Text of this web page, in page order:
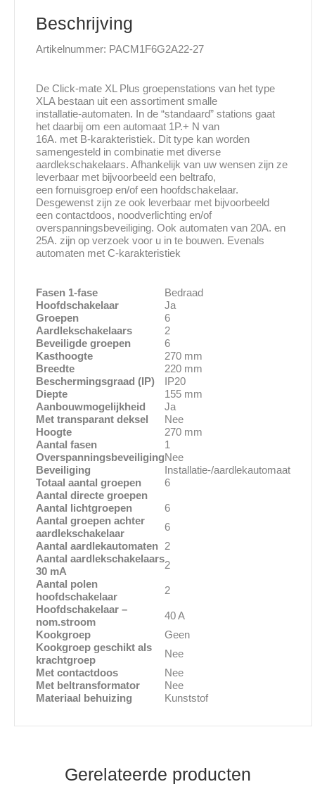
Beschrijving
Artikelnummer: PACM1F6G2A22-27
De Click-mate XL Plus groepenstations van het type
XLA bestaan uit een assortiment smalle
installatie-automaten. In de “standaard” stations gaat
het daarbij om een automaat 1P.+ N van
16A. met B-karakteristiek. Dit type kan worden
samengesteld in combinatie met diverse
aardlekschakelaars. Afhankelijk van uw wensen zijn ze
leverbaar met bijvoorbeeld een beltrafo,
een fornuisgroep en/of een hoofdschakelaar.
Desgewenst zijn ze ook leverbaar met bijvoorbeeld
een contactdoos, noodverlichting en/of
overspanningsbeveiliging. Ook automaten van 20A. en
25A. zijn op verzoek voor u in te bouwen. Evenals
automaten met C-karakteristiek
Fasen 1-fase
Bedraad
Hoofdschakelaar
Ja
Groepen
6
Aardlekschakelaars
2
Beveiligde groepen
6
Kasthoogte
270 mm
Breedte
220 mm
Beschermingsgraad (IP)
IP20
Diepte
155 mm
Aanbouwmogelijkheid
Ja
Met transparant deksel
Nee
Hoogte
270 mm
Aantal fasen
1
OverspanningsbeveiligingNee
Beveiliging
Installatie-/aardlekautomaat
Totaal aantal groepen
6
Aantal directe groepen
Aantal lichtgroepen
6
Aantal groepen achter
aardlekschakelaar
6
Aantal aardlekautomaten 2
Aantal aardlekschakelaars
30 mA
2
Aantal polen
hoofdschakelaar
2
Hoofdschakelaar –
nom.stroom
40 A
Kookgroep
Geen
Kookgroep geschikt als
krachtgroep
Nee
Met contactdoos
Nee
Met beltransformator
Nee
Materiaal behuizing
Kunststof
Gerelateerde producten